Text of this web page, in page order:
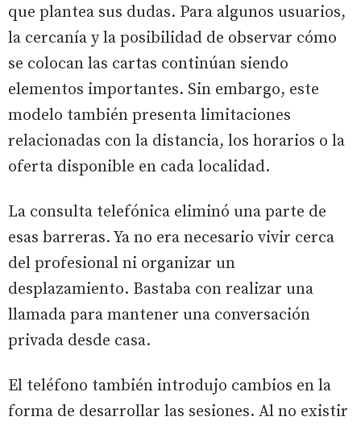
que plantea sus dudas. Para algunos usuarios,
la cercanía y la posibilidad de observar cómo
se colocan las cartas continúan siendo
elementos importantes. Sin embargo, este
modelo también presenta limitaciones
relacionadas con la distancia, los horarios o la
oferta disponible en cada localidad.
La consulta telefónica eliminó una parte de
esas barreras. Ya no era necesario vivir cerca
del profesional ni organizar un
desplazamiento. Bastaba con realizar una
llamada para mantener una conversación
privada desde casa.
El teléfono también introdujo cambios en la
forma de desarrollar las sesiones. Al no existir